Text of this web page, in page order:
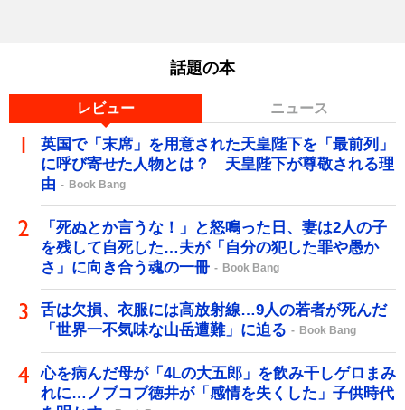
話題の本
レビュー ニュース
英国で「末席」を用意された天皇陛下を「最前列」
に呼び寄せた人物とは？ 天皇陛下が尊敬される理
由
Book Bang
「死ぬとか言うな！」と怒鳴った日、妻は2人の子
を残して自死した…夫が「自分の犯した罪や愚か
さ」に向き合う魂の一冊
Book Bang
舌は欠損、衣服には高放射線…9人の若者が死んだ
「世界一不気味な山岳遭難」に迫る
Book Bang
心を病んだ母が「4Lの大五郎」を飲み干しゲロまみ
れに…ノブコブ徳井が「感情を失くした」子供時代